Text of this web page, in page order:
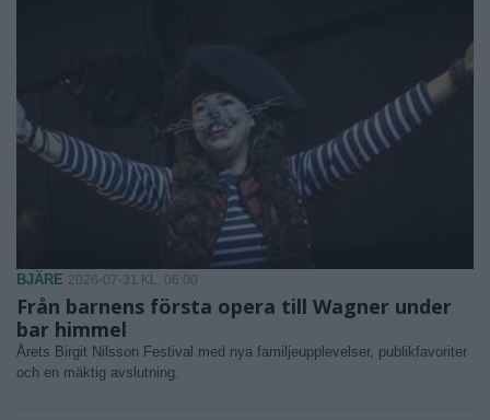
BJÄRE 2026-07-31 KL. 06:00
Från barnens första opera till Wagner under
bar himmel
Årets Birgit Nilsson Festival med nya familjeupplevelser, publikfavoriter
och en mäktig avslutning.